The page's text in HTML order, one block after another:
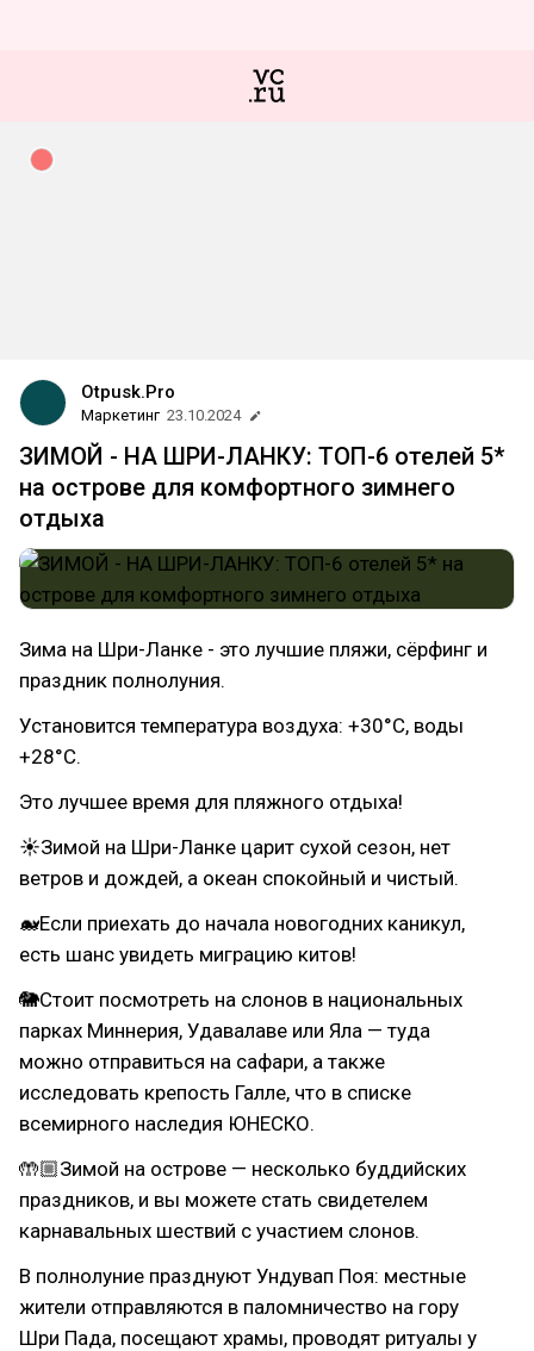
Otpusk.Pro
Маркетинг 23.10.2024
ЗИМОЙ - НА ШРИ-ЛАНКУ: ТОП-6 отелей 5*
на острове для комфортного зимнего
отдыха
Зима на Шри-Ланке - это лучшие пляжи, сёрфинг и
праздник полнолуния.
Установится температура воздуха: +30°C, воды
+28°C.
Это лучшее время для пляжного отдыха!
☀Зимой на Шри-Ланке царит сухой сезон, нет
ветров и дождей, а океан спокойный и чистый.
🐋Если приехать до начала новогодних каникул,
есть шанс увидеть миграцию китов!
🐘Стоит посмотреть на слонов в национальных
парках Миннерия, Удавалаве или Яла — туда
можно отправиться на сафари, а также
исследовать крепость Галле, что в списке
всемирного наследия ЮНЕСКО.
🤲🏼Зимой на острове — несколько буддийских
праздников, и вы можете стать свидетелем
карнавальных шествий с участием слонов.
В полнолуние празднуют Ундувап Поя: местные
жители отправляются в паломничество на гору
Шри Пада, посещают храмы, проводят ритуалы у